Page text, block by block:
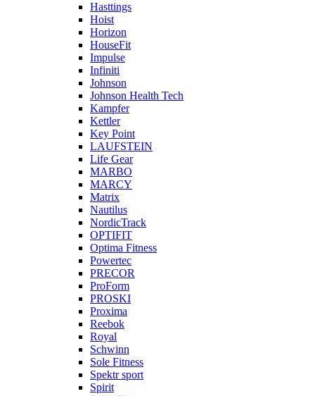
Hasttings
Hoist
Horizon
HouseFit
Impulse
Infiniti
Johnson
Johnson Health Tech
Kampfer
Kettler
Key Point
LAUFSTEIN
Life Gear
MARBO
MARCY
Matrix
Nautilus
NordicTrack
OPTIFIT
Optima Fitness
Powertec
PRECOR
ProForm
PROSKI
Proxima
Reebok
Royal
Schwinn
Sole Fitness
Spektr sport
Spirit